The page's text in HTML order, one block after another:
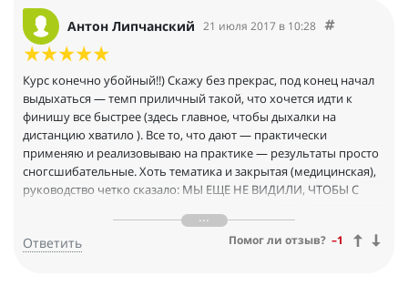
Антон Липчанский 21 июля 2017 в 10:28
Курс конечно убойный!!) Скажу без прекрас, под конец начал
выдыхаться — темп приличный такой, что хочется идти к
финишу все быстрее (здесь главное, чтобы дыхалки на
дистанцию хватило ). Все то, что дают — практически
применяю и реализовываю на практике — результаты просто
сногсшибательные. Хоть тематика и закрытая (медицинская),
руководство четко сказало: МЫ ЕЩЕ НЕ ВИДИЛИ, ЧТОБЫ С
то, что шаг вообщем-то казался рисковый (первый раз) —
теперь четко понимаешь, что все зависит от тебя: как
Ответить Помог ли отзыв? –1